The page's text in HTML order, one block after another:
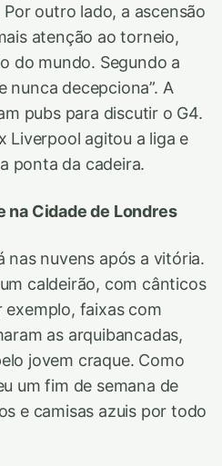
outro lado, a ascensão
atenção ao torneio,
do mundo. Segundo a
nunca decepciona”. A
pubs para discutir o G4.
Liverpool agitou a liga e
ponta da cadeira.
na Cidade de Londres
nas nuvens após a vitória.
caldeirão, com cânticos
faixas com
as arquibancadas,
jovem craque. Como
um fim de semana de
e camisas azuis por todo